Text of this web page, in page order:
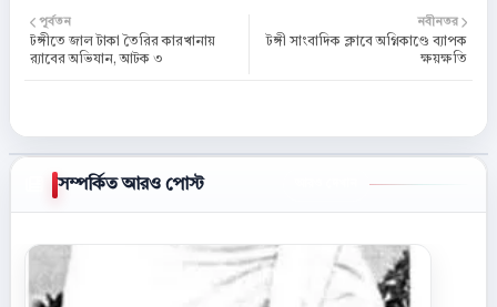
নবীনতর
টঙ্গী সাংবাদিক ক্লাবে অগ্নিকাণ্ডে ব্যাপক
ক্ষয়ক্ষতি
পূর্বতন
টঙ্গীতে জাল টাকা তৈরির কারখানায়
র‌্যাবের অভিযান, আটক ৩
সম্পর্কিত আরও পোস্ট